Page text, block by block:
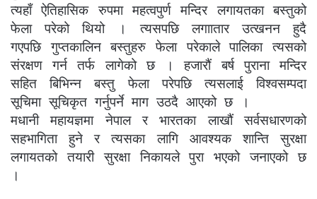
त्यहाँ ऐतिहासिक रुपमा महत्वपुर्ण मन्दिर लगायतका बस्तुको
फेला परेको थियो । त्यसपछि लगाातार उत्खनन हुदै
गएपछि गुप्तकालिन बस्तुहरु फेला परेकाले पालिका त्यसको
संरक्षण गर्न तर्फ लागेको छ । हजारौं बर्ष पुराना मन्दिर
सहित बिभिन्न बस्तु फेला परेपछि त्यसलाई विश्वसम्पदा
सूचिमा सूचिकृत गर्नुपर्ने माग उठदै आएको छ ।
मधानी महायज्ञमा नेपाल र भारतका लाखौं सर्वसधारणको
सहभागिता हुने र त्यसका लागि आवश्यक शान्ति सुरक्षा
लगायतको तयारी सुरक्षा निकायले पुरा भएको जनाएको छ
।